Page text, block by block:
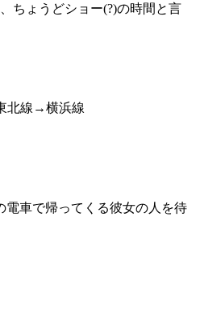
ちょうどショー(?)の時間と言
北線→横浜線
電車で帰ってくる彼女の人を待